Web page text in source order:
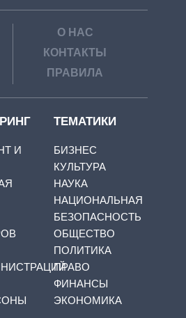
О НАС
КОНТАКТЫ
ПРАВИЛА
И
ТЕМАТИКИ
БИЗНЕС
КУЛЬТУРА
НАУКА
НАЦИОНАЛЬНАЯ
БЕЗОПАСНОСТЬ
ОБЩЕСТВО
ПОЛИТИКА
ПРАВО
ФИНАНСЫ
ЭКОНОМИКА